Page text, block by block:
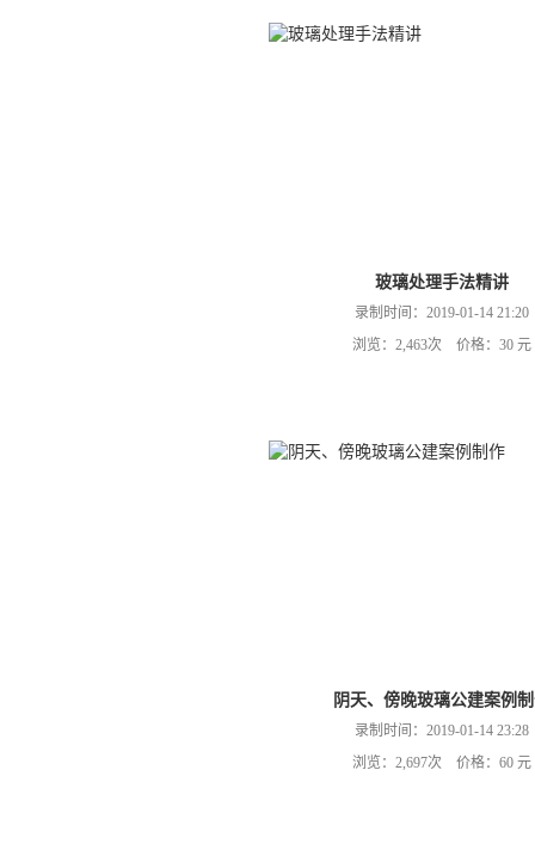
玻璃处理手法精讲
录制时间：2019-01-14 21:20
浏览：2,463次 价格：30 元
阴天、傍晚玻璃公建案例
录制时间：2019-01-14 23:28
浏览：2,697次 价格：60 元